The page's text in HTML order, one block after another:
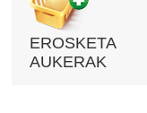
EROSKETA
AUKERAK